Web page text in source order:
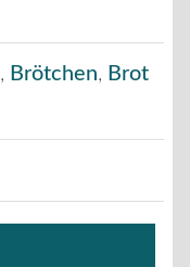
, Brötchen, Brot